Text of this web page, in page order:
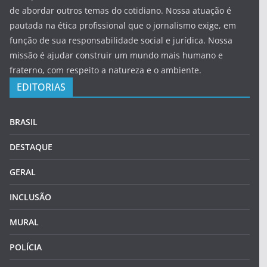
de abordar outros temas do cotidiano. Nossa atuação é
pautada na ética profissional que o jornalismo exige, em
função de sua responsabilidade social e jurídica. Nossa
missão é ajudar construir um mundo mais humano e
fraterno, com respeito a natureza e o ambiente.
EDITORIAS
BRASIL
DESTAQUE
GERAL
INCLUSÃO
MURAL
POLÍCIA